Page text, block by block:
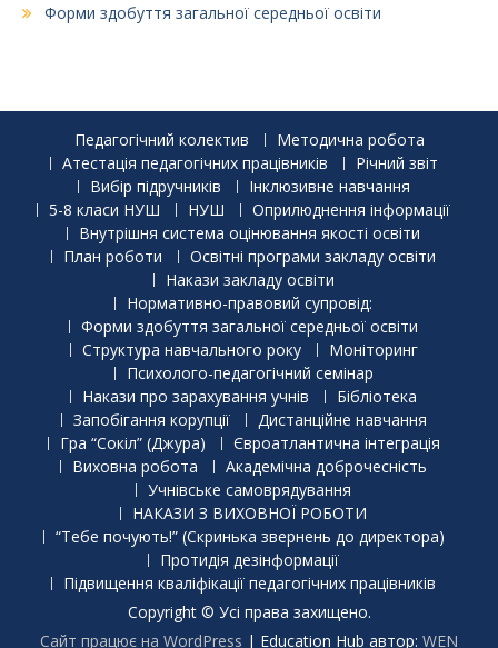
Форми здобуття загальної середньої освіти
Педагогічний колектив
Методична робота
Атестація педагогічних працівників
Річний звіт
Вибір підручників
Інклюзивне навчання
5-8 класи НУШ
НУШ
Оприлюднення інформації
Внутрішня система оцінювання якості освіти
План роботи
Освітні програми закладу освіти
Накази закладу освіти
Нормативно-правовий супровід:
Форми здобуття загальної середньої освіти
Структура навчального року
Моніторинг
Психолого-педагогічний семінар
Накази про зарахування учнів
Бібліотека
Запобігання корупції
Дистанційне навчання
Гра “Сокіл” (Джура)
Євроатлантична інтеграція
Виховна робота
Академічна доброчесність
Учнівське самоврядування
НАКАЗИ З ВИХОВНОЇ РОБОТИ
“Тебе почують!” (Скринька звернень до директора)
Протидія дезінформації
Підвищення кваліфікації педагогічних працівників
Copyright © Усі права захищено.
Сайт працює на WordPress | Education Hub автор: WEN